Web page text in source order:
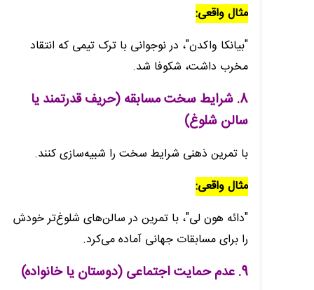
مثال واقعی:
"بیانکا واکدن"، در نوجوانی با ترک تیمی که انتقاد
مخرب داشت، شکوفا شد.
8. شرایط سخت مسابقه (حریف قدرتمند یا
سالن شلوغ)
با تمرین ذهنی شرایط سخت را شبیه‌سازی کنند.
مثال واقعی:
"دائه هون لی"، با تمرین در سالن‌های شلوغ‌تر خودش
را برای مسابقات جهانی آماده می‌کرد.
9. عدم حمایت اجتماعی (دوستان یا خانواده)